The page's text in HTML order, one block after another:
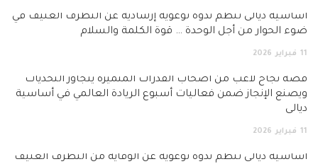
أساسية ديالى تنظم ندوة توعوية إرشادية عن التطرف العنيف في
ضوء الحوار من أجل الوحدة … قوة الكلمة والسلام
11 فبراير 2026
قصة نجاح لاعب من أصحاب القدرات المتميزة يتجاوز التحديات
ويصنع الإنجاز ضمن فعاليات أسبوع الريادة العالمي في أساسية
ديالى
11 فبراير 2026
أساسية ديالى تنظم ندوة توعوية عن الوقاية من التطرف العنيف